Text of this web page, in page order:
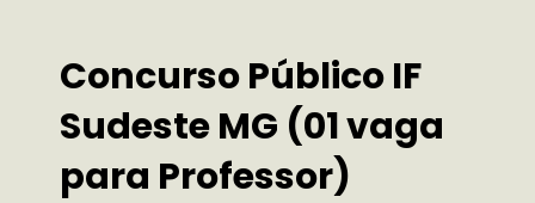
k a
m
Concurso Público IF
Sudeste MG (01 vaga
para Professor)